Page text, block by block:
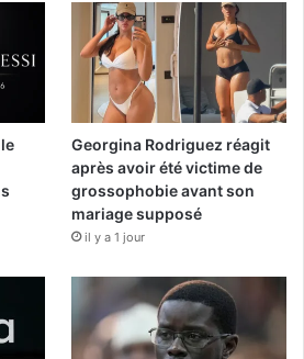
Georgina Rodriguez réagit
après avoir été victime de
grossophobie avant son
mariage supposé
il y a 1 jour